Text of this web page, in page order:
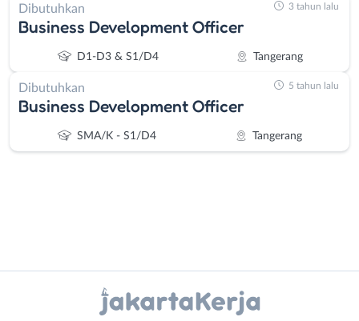
Dibutuhkan
Business Development Officer
D1-D3 & S1/D4 Tangerang
3 tahun lalu
Dibutuhkan
Business Development Officer
SMA/K - S1/D4 Tangerang
5 tahun lalu
Gizi
Work)
X - Twitter Telegram
Kanal Lainnya..